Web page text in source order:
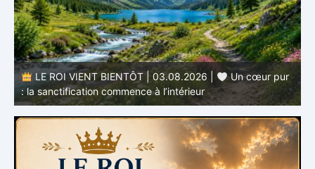
LE ROI VIENT BIENTÔT | 02.08.2026 |
Devenir
semblable au Christ : Une transformation de l’intérieur